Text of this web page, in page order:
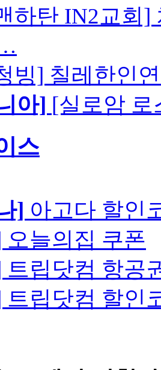
하탄 IN2교회]
빙] 칠레한인
아] [실로암 로
스
] 아고다 할인
오늘의집 쿠폰
트립닷컴 항공
트립닷컴 할인